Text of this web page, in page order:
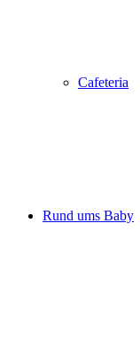
Cafeteria
Rund ums Baby